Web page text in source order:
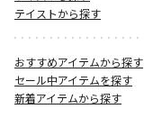
テイストから探す
おすすめアイテムから探す
セール中アイテムを探す
新着アイテムから探す